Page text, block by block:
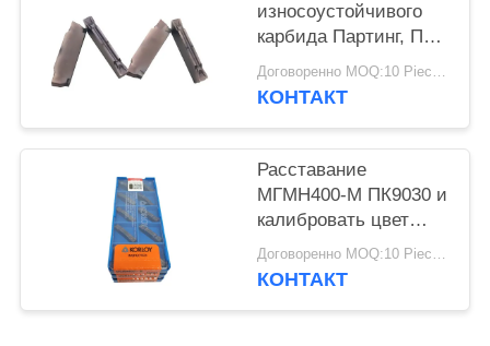
износоустойчивого
карбида Партинг, ПВД
покрывая ОЭМ
вставки МГМН300
Договоренно MOQ:10 Piece / Pieces
КОНТАКТ
Расставание
МГМН400-М ПК9030 и
калибровать цвет
вставок черный для
нержавеющей стали
Договоренно MOQ:10 Piece / Pieces
КОНТАКТ